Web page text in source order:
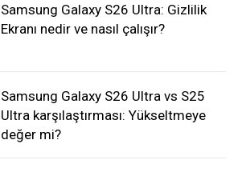
Samsung Galaxy S26 Ultra: Gizlilik
Ekranı nedir ve nasıl çalışır?
Samsung Galaxy S26 Ultra vs S25
Ultra karşılaştırması: Yükseltmeye
değer mi?